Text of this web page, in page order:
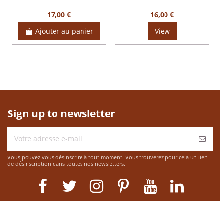
17,00 €
Ajouter au panier
16,00 €
View
Sign up to newsletter
Vous pouvez vous désinscrire à tout moment. Vous trouverez pour cela un lien
de désinscription dans toutes nos newsletters.